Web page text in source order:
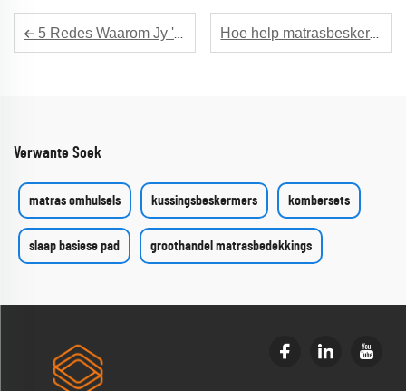
5 Redes Waarom Jy 'n Deluxe Matras Omhulsel Vir Jou Luukse Slaap Nodig Het
Verwante Soek
matras omhulsels kussingsbeskermers kombersets
slaap basiese pad groothandel matrasbedekkings